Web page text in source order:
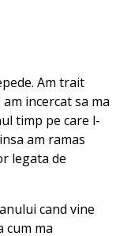
Am trait
incercat sa ma
timp pe care l-
am ramas
legata de
cand vine
cum ma